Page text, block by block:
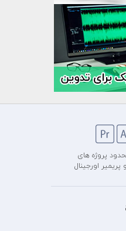
پروژه های
پریمیر اورجینال